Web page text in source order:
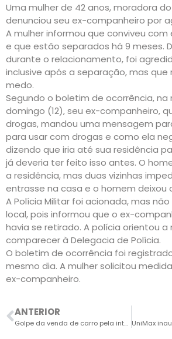
Uma mulher de 42 anos, moradora
denunciou seu ex-companheiro por
A mulher informou que conviveu com
e que estão separados há 9 meses.
durante o relacionamento, foi
inclusive após a separação, mas que
medo.
Segundo o boletim de ocorrência,
domingo (12), seu ex-companheiro,
drogas, mandou uma mensagem
para usar com drogas e como ela
dizendo que iria até sua residência
já deveria ter feito isso antes. O
a residência, mas duas vizinhas
entrasse na casa e o homem deixou
A Polícia Militar foi acionada, mas
local, pois informou que o ex-
havia se retirado. A polícia orientou a
comparecer à Delegacia de Polícia.
O boletim de ocorrência foi
mesmo dia. A mulher solicitou
ex-companheiro.
ANTERIOR
Golpe da venda de carro pela internet faz mais uma vítima